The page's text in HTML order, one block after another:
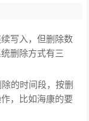
写入，但删除数
删除方式有三
的时间段，按删
，比如海康的要